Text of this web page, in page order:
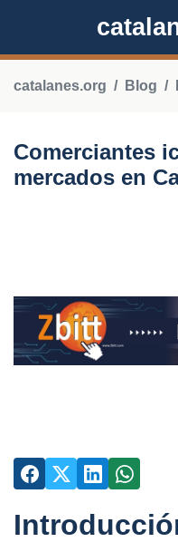
catalanes.org Blog
Comerciantes
mercados en